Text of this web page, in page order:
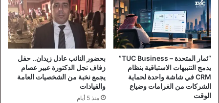
“ثمار المتحدة – TUC Business”
يدمج التنبيهات الاستباقية بنظام
CRM في شاشة واحدة لحماية
الشركات من الغرامات وضياع
الوقت
بحضور النائب عادل زيدان.. حفل
زفاف نجل الدكتورة عبير عصام
يجمع نخبة من الشخصيات العامة
والقيادات
منذ 5 أيام